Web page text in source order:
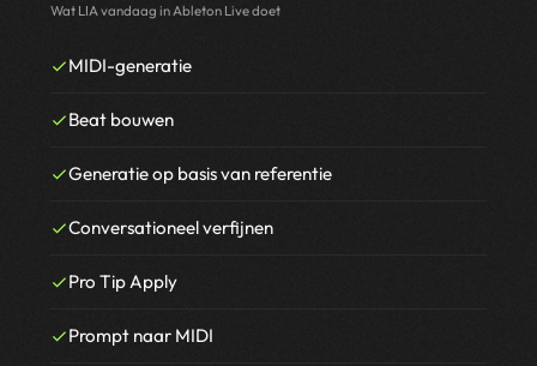
Wat LIA vandaag in Ableton Live doet
MIDI-generatie
Beat bouwen
Generatie op basis van referentie
Conversationeel verfijnen
Pro Tip Apply
Prompt naar MIDI